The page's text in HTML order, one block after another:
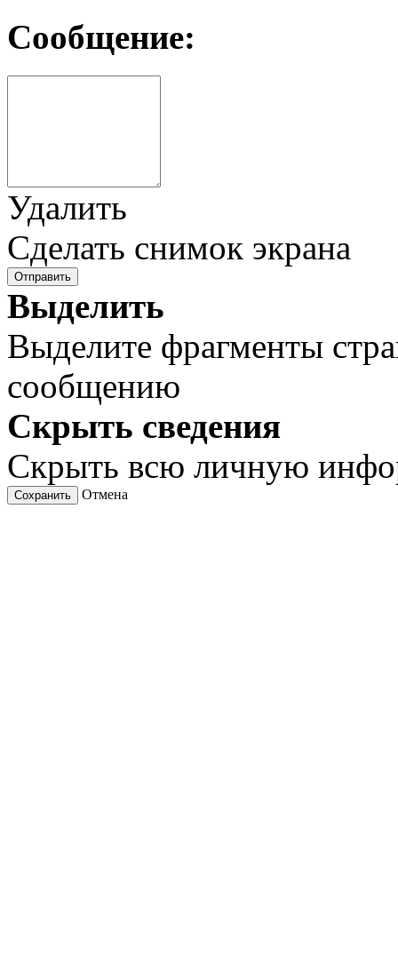
Сообщение:
Удалить
Сделать снимок экрана
Отправить
Выделить
Выделите фрагменты
сообщению
Скрыть сведения
Скрыть всю личную
Сохранить Отмена